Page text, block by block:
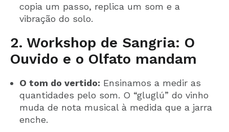
copia um passo, replica um som e a
vibração do solo.
2. Workshop de Sangria: O
Ouvido e o Olfato mandam
O tom do vertido: Ensinamos a medir as
quantidades pelo som. O “gluglú” do vinho
muda de nota musical à medida que a jarra
enche.